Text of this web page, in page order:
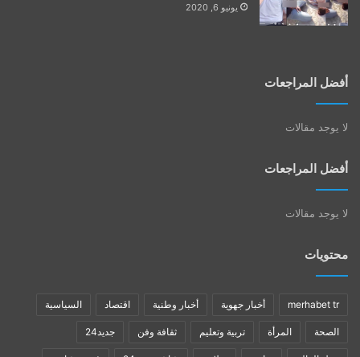
يونيو 6, 2020
أفضل المراجعات
لا يوجد مقالات
أفضل المراجعات
لا يوجد مقالات
محتويات
merhabet tr أخبار جهوية أخبار وطنية اقتصاد السياسية
الصحة المرأة تربية وتعليم ثقافة وفن جديد24